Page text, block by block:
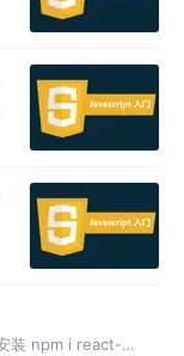
装 npm i react-